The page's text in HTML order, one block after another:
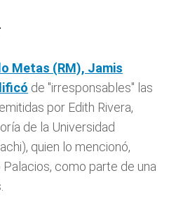
Metas (RM), Jamis
de "irresponsables" las
por Edith Rivera,
de la Universidad
quien lo mencionó,
como parte de una